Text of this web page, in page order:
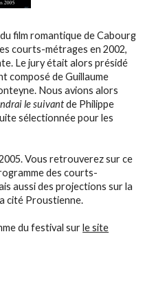
film romantique de Cabourg
courts-métrages en 2002,
Le jury était alors présidé
composé de Guillaume
Nous avions alors
le suivantde Philippe
sélectionnée pour les
Vous retrouverez sur ce
des courts-
aussi des projections sur la
cité Proustienne.
du festival surle site